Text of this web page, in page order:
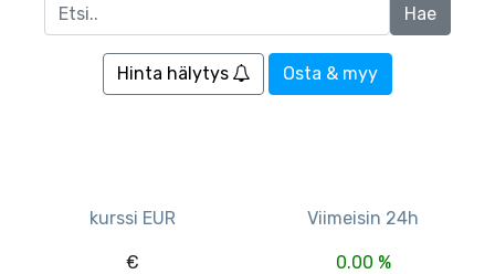
Hinta hälytys Osta & myy
kurssi EUR
€
Viimeisin 24h
0.00 %